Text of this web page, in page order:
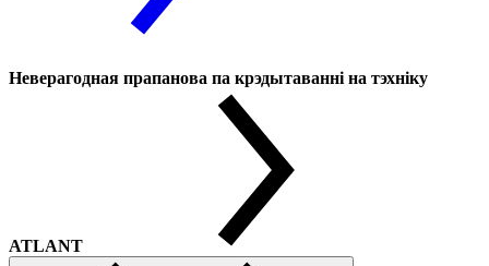
Неверагодная прапанова па крэдытаванні на тэхніку
ATLANT